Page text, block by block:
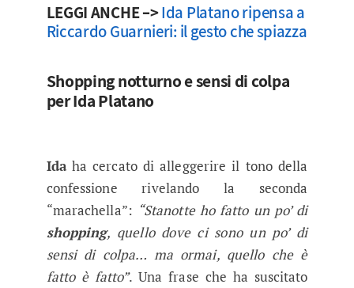
LEGGI ANCHE –>Ida Platano ripensa a
Riccardo Guarnieri: il gesto che spiazza
Shopping notturno e sensi di colpa
per Ida Platano
Idaha cercato di alleggerire il tono della
confessione rivelando la seconda
“marachella”: “Stanotte ho fatto un po’ di
shopping, quello dove ci sono un po’ di
sensi di colpa… ma ormai, quello che è
fatto è fatto”. Una frase che ha suscitato